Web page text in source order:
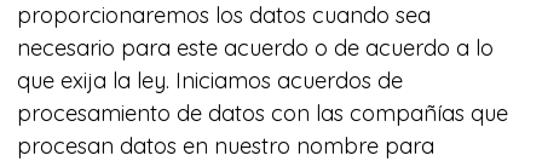
proporcionaremos los datos cuando sea
necesario para este acuerdo o de acuerdo a lo
que exija la ley. Iniciamos acuerdos de
procesamiento de datos con las compañías que
procesan datos en nuestro nombre para